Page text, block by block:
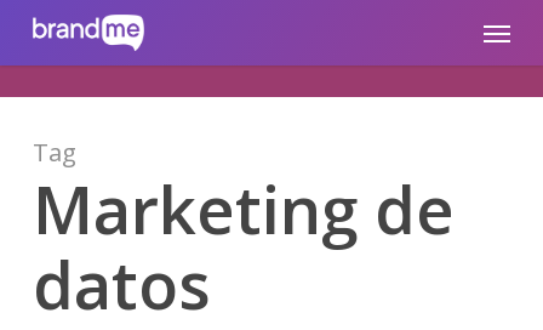
brandme.la Menu
Tag
Marketing de
datos